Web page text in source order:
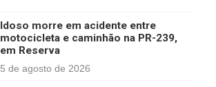
Idoso morre em acidente entre
motocicleta e caminhão na PR-239,
em Reserva
5 de agosto de 2026